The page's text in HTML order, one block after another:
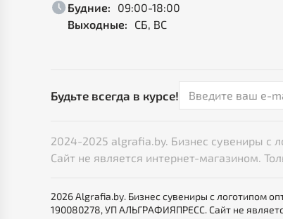
Будние:
09:00-18:00
Выходные:
СБ, ВС
Будьте всегда в курсе!
2024-2025 algrafia.by. Бизнес сувениры с
Сайт не является интернет-магазином.
2026 Algrafia.by. Бизнес сувениры с логотипом
190080278, УП АЛЬГРАФИЯПРЕСС. Сайт не